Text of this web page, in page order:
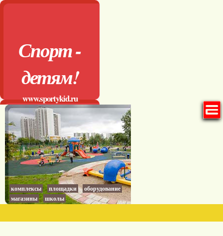
Спорт -
детям!
www.sportykid.ru
комплексы площадки
оборудование
магазины
школы